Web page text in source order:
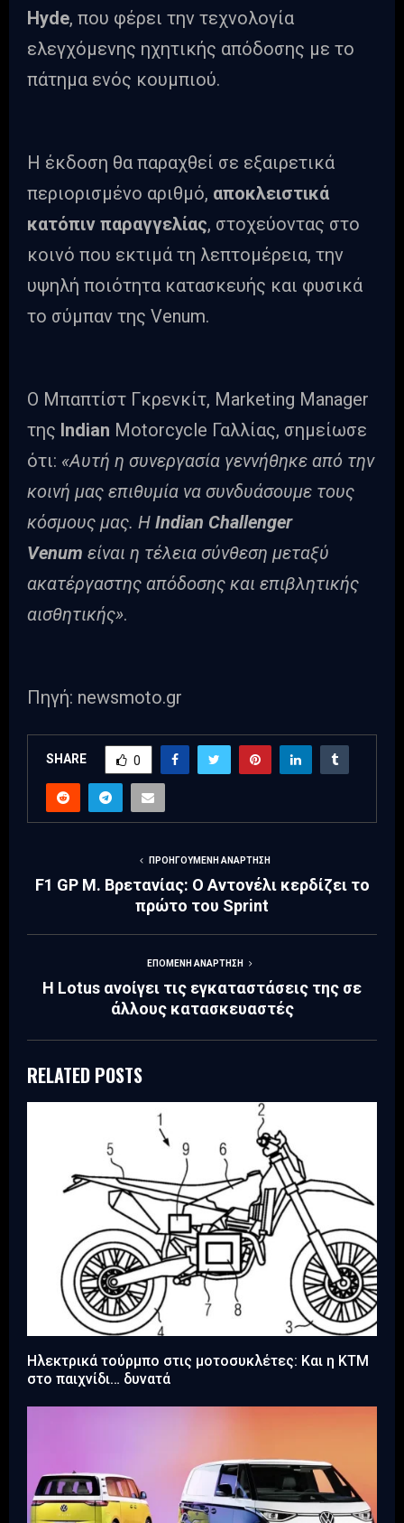
Hyde, που φέρει την τεχνολογία
ελεγχόμενης ηχητικής απόδοσης με το
πάτημα ενός κουμπιού.
Η έκδοση θα παραχθεί σε εξαιρετικά
περιορισμένο αριθμό, αποκλειστικά
κατόπιν παραγγελίας, στοχεύοντας στο
κοινό που εκτιμά τη λεπτομέρεια, την
υψηλή ποιότητα κατασκευής και φυσικά
το σύμπαν της Venum.
Ο Μπαπτίστ Γκρενκίτ, Marketing Manager
της Indian Motorcycle Γαλλίας, σημείωσε
ότι: «Αυτή η συνεργασία γεννήθηκε από την
κοινή μας επιθυμία να συνδυάσουμε τους
κόσμους μας. Η Indian Challenger
Venum είναι η τέλεια σύνθεση μεταξύ
ακατέργαστης απόδοσης και επιβλητικής
αισθητικής».
Πηγή: newsmoto.gr
SHARE 0
ΠΡΟΗΓΟΎΜΕΝΗ ΑΝΆΡΤΗΣΗ
F1 GP Μ. Βρετανίας: Ο Αντονέλι κερδίζει το
πρώτο του Sprint
ΕΠΌΜΕΝΗ ΑΝΆΡΤΗΣΗ
Η Lotus ανοίγει τις εγκαταστάσεις της σε
άλλους κατασκευαστές
RELATED POSTS
Ηλεκτρικά τούρμπο στις μοτοσυκλέτες: Και η KTM
στο παιχνίδι… δυνατά